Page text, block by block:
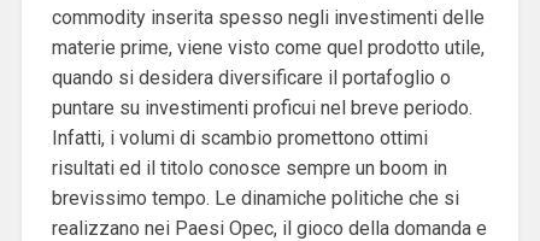
commodity inserita spesso negli investimenti delle
materie prime, viene visto come quel prodotto utile,
quando si desidera diversificare il portafoglio o
puntare su investimenti proficui nel breve periodo.
Infatti, i volumi di scambio promettono ottimi
risultati ed il titolo conosce sempre un boom in
brevissimo tempo. Le dinamiche politiche che si
realizzano nei Paesi Opec, il gioco della domanda e